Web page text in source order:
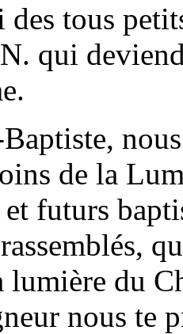
des tous
qui
de la
futurs
du
nous te